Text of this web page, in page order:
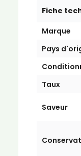
Fiche
Marque
Pays
Taux
Saveur